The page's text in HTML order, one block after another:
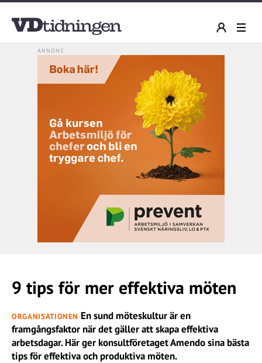
9 tips för mer effektiva möten
ORGANISATIONEN En sund möteskultur är en
framgångsfaktor när det gäller att skapa effektiva
arbetsdagar. Här ger konsultföretaget Amendo sina bästa
tips för effektiva och produktiva möten.